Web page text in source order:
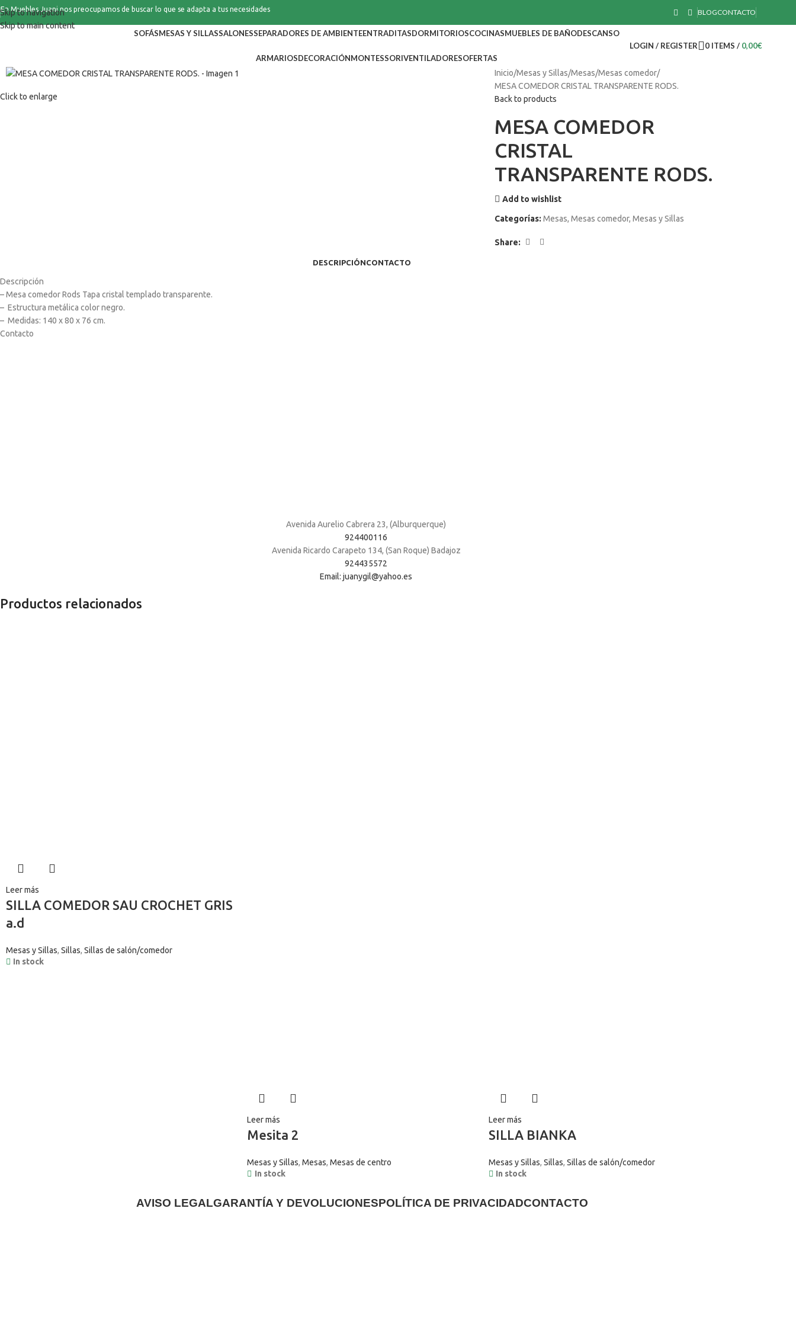
Skip to navigation
Skip to main content
En Muebles Juani nos preocupamos de buscar lo que se adapta a tus necesidades BLOGCONTACTO
SOFÁSMESAS Y SILLASSALONESSEPARADORES DE AMBIENTEENTRADITASDORMITORIOSCOCINASMUEBLES DE BAÑODESCANSO
ARMARIOSDECORACIÓNMONTESSORIVENTILADORESOFERTAS
LOGIN / REGISTER 0 ITEMS / 0,00€
Click to enlarge
Inicio Mesas y Sillas Mesas Mesas comedor
MESA COMEDOR CRISTAL TRANSPARENTE RODS.
Back to products
MESA COMEDOR
CRISTAL
TRANSPARENTE RODS.
Add to wishlist
Categorías: Mesas, Mesas comedor, Mesas y Sillas
Share:
DESCRIPCIÓNCONTACTO
Descripción
– Mesa comedor Rods Tapa cristal templado transparente.
– Estructura metálica color negro.
– Medidas: 140 x 80 x 76 cm.
Contacto
Avenida Aurelio Cabrera 23, (Alburquerque)
924400116
Avenida Ricardo Carapeto 134, (San Roque) Badajoz
924435572
Email: juanygil@yahoo.es
Productos relacionados
Leer más
SILLA COMEDOR SAU CROCHET GRIS
a.d
Mesas y Sillas, Sillas, Sillas de salón/comedor
In stock
Leer más
Mesita 2
Mesas y Sillas, Mesas, Mesas de centro
In stock
Leer más
SILLA BIANKA
Mesas y Sillas, Sillas, Sillas de salón/comedor
In stock
AVISO LEGALGARANTÍA Y DEVOLUCIONESPOLÍTICA DE PRIVACIDADCONTACTO